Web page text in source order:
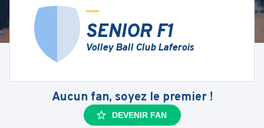
SENIOR F1
Volley Ball Club Laferois
Aucun fan, soyez le premier !
DEVENIR FAN